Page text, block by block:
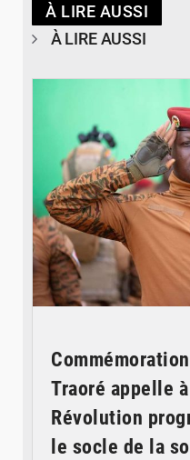
À LIRE AUSSI
À LIRE AUSSI
Traoré appelle
Révolution
le socle de la